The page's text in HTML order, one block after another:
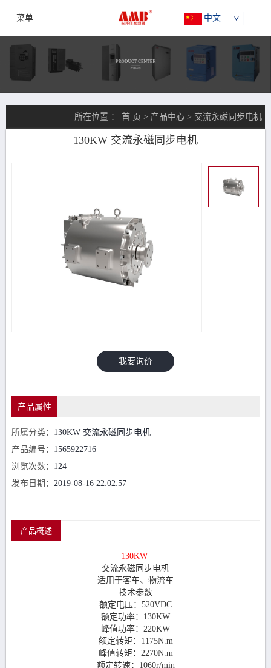
菜单 中文
所在位置 ：首 页 > 产品中心 > 交流永磁同步电机
130KW 交流永磁同步电机
我要询价
产品属性
所属分类： 130KW 交流永磁同步电机
产品编号： 1565922716
浏览次数： 124
发布日期： 2019-08-16 22:02:57
产品概述
130KW
交流永磁同步电机
适用于客车、物流车
技术参数
额定电压：520VDC
额定功率：130KW
峰值功率：220KW
额定转矩：1175N.m
峰值转矩：2270N.m
额定转速：1060r/min